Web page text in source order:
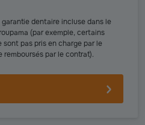
dentaire incluse dans le
(par exemple, certains
pas pris en charge par le
par le contrat).